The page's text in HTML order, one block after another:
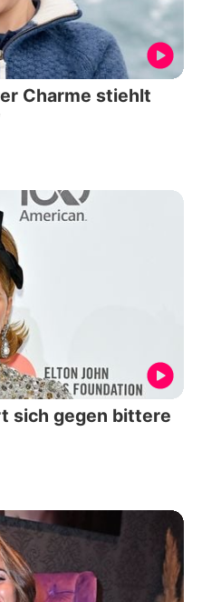
Charme stiehlt
sich gegen bittere